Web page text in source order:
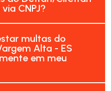
CNPJ?
multas do
Alta - ES
em meu